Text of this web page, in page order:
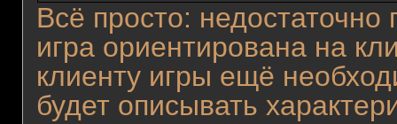
Всё просто:
игра ориентирована на
клиенту игры ещё
будет описывать